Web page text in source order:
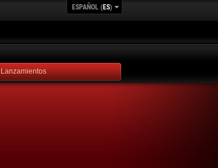
ESPAÑOL (ES)
Lanzamientos